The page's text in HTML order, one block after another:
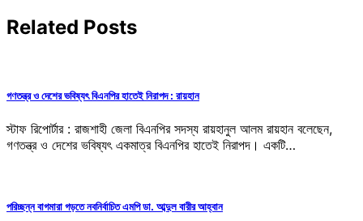
Related Posts
গণতন্ত্র ও দেশের ভবিষ্যৎ বিএনপির হাতেই নিরাপদ : রায়হান
স্টাফ রিপোর্টার : রাজশাহী জেলা বিএনপির সদস্য রায়হানুল আলম রায়হান বলেছেন,
গণতন্ত্র ও দেশের ভবিষ্যৎ একমাত্র বিএনপির হাতেই নিরাপদ। একটি…
পরিচ্ছন্ন বাগমারা গড়তে নবনির্বাচিত এমপি ডা. আব্দুল বারীর আহ্বান